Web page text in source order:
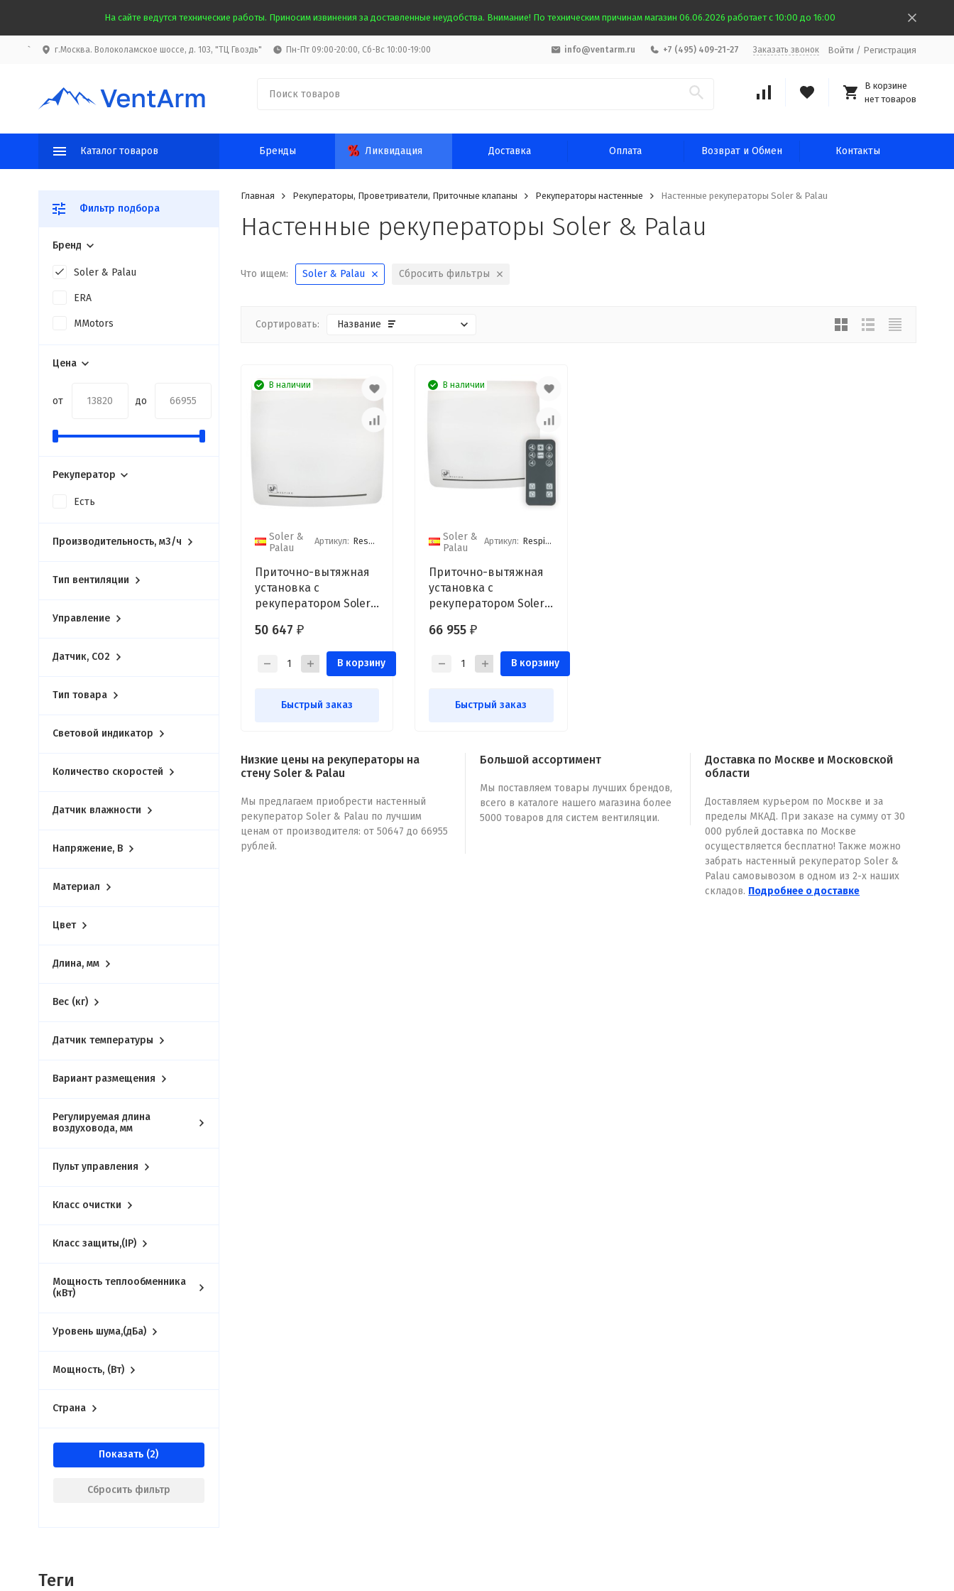
На сайте ведутся технические работы. Приносим извинения за доставленные неудобства. Внимание! По техническим причинам магазин 06.06.2026 работает с 10:00 до 16:00
` г.Москва. Волоколамское шоссе, д. 103, "ТЦ Гвоздь" Пн-Пт 09:00-20:00, Сб-Вс 10:00-19:00 info@ventarm.ru +7 (495) 409-21-27 Заказать звонок Войти / Регистрация
В корзине
нет товаров
Каталог товаров Бренды Ликвидация Доставка Оплата Возврат и Обмен Контакты
Главная Рекуператоры, Проветриватели, Приточные клапаны Рекуператоры настенные Настенные рекуператоры Soler & Palau
Настенные рекуператоры Soler & Palau
Что ищем: Soler & Palau Сбросить фильтры
Сортировать: Название
В наличии
Soler &
Palau
Артикул: Respiro 150
Приточно-вытяжная
установка с
рекуператором Soler
50 647 ₽
В корзину
Быстрый заказ
В наличии
Soler &
Palau
Артикул: Respiro 150 RD
Приточно-вытяжная
установка с
рекуператором Soler
66 955 ₽
В корзину
Быстрый заказ
Низкие цены на рекуператоры на
стену Soler & Palau
Мы предлагаем приобрести настенный
рекуператор Soler & Palau по лучшим
ценам от производителя: от 50647 до 66955
рублей.
Большой ассортимент
Мы поставляем товары лучших брендов,
всего в каталоге нашего магазина более
5000 товаров для систем вентиляции.
Доставка по Москве и Московской
области
Доставляем курьером по Москве и за
пределы МКАД. При заказе на сумму от 30
000 рублей доставка по Москве
осуществляется бесплатно! Также можно
забрать настенный рекуператор Soler &
Palau самовывозом в одном из 2-х наших
складов. Подробнее о доставке
Фильтр подбора
Бренд
Soler & Palau
ERA
MMotors
Цена
от до
Рекуператор
Есть
Производительность, м3/ч
Тип вентиляции
Управление
Датчик, CO2
Тип товара
Световой индикатор
Количество скоростей
Датчик влажности
Напряжение, В
Материал
Цвет
Длина, мм
Вес (кг)
Датчик температуры
Вариант размещения
Регулируемая длина
воздуховода, мм
Пульт управления
Класс очистки
Класс защиты,(IP)
Мощность теплообменника
(кВт)
Уровень шума,(дБа)
Мощность, (Вт)
Страна
Показать
Сбросить фильтр
Теги